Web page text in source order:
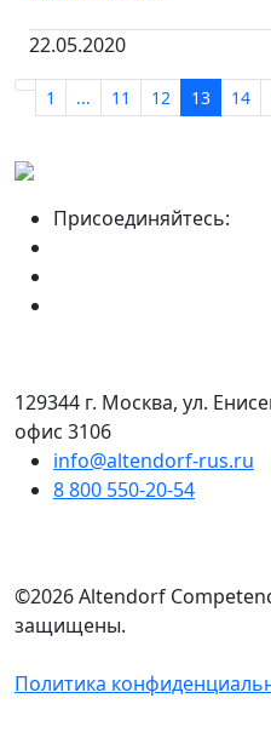
22.05.2020
1 ... 11 12 13 14
Присоединяйтесь:
129344 г. Москва, ул.
офис 3106
info@altendorf-rus.ru
8 800 550-20-54
©2026 Altendorf
защищены.
Политика